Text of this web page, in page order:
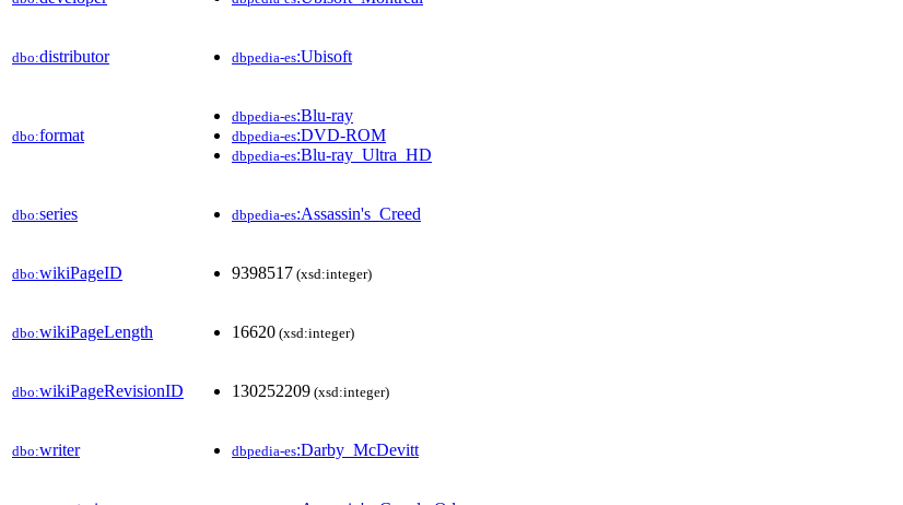
dbo:distributor dbpedia-es:Ubisoft
dbo:format
dbpedia-es:Blu-ray
dbpedia-es:DVD-ROM
dbpedia-es:Blu-ray_Ultra_HD
dbo:series dbpedia-es:Assassin's_Creed
dbo:wikiPageID 9398517 (xsd:integer)
dbo:wikiPageLength 16620 (xsd:integer)
dbo:wikiPageRevisionID 130252209 (xsd:integer)
dbo:writer dbpedia-es:Darby_McDevitt